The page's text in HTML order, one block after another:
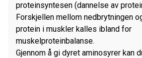
proteinsyntesen (dannelse av
Forskjellen mellom nedbrytningen
protein i muskler kalles ibland for
muskelproteinbalanse.
Gjennom å gi dyret aminosyrer kan